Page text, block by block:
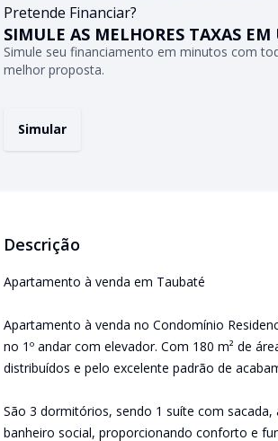
Pretende Financiar?
SIMULE AS MELHORES TAXAS
Simule seu financiamento em minutos com
melhor proposta.
Simular
Descrição
Apartamento à venda em Taubaté
Apartamento à venda no Condomínio
no 1º andar com elevador. Com 180 m² de
distribuídos e pelo excelente padrão de
São 3 dormitórios, sendo 1 suíte com
banheiro social, proporcionando conforto e